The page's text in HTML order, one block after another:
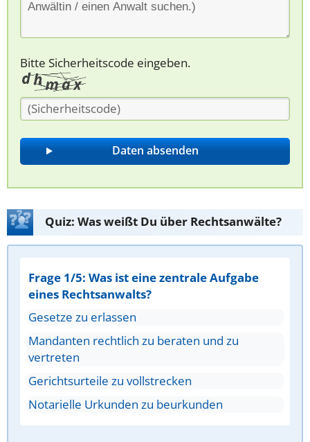
Bitte Sicherheitscode eingeben.
Quiz: Was weißt Du über Rechtsanwälte?
Frage 1/5: Was ist eine zentrale Aufgabe
eines Rechtsanwalts?
Gesetze zu erlassen
Mandanten rechtlich zu beraten und zu
vertreten
Gerichtsurteile zu vollstrecken
Notarielle Urkunden zu beurkunden